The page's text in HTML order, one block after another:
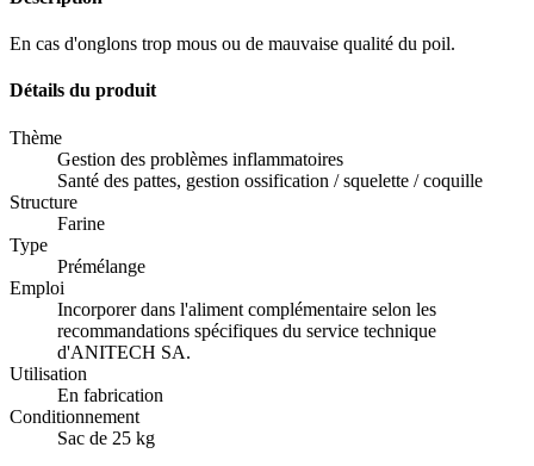
En cas d'onglons trop mous ou de mauvaise qualité du poil.
Détails du produit
Thème
Gestion des problèmes inflammatoires
Santé des pattes, gestion ossification / squelette / coquille
Structure
Farine
Type
Prémélange
Emploi
Incorporer dans l'aliment complémentaire selon les
recommandations spécifiques du service technique
d'ANITECH SA.
Utilisation
En fabrication
Conditionnement
Sac de 25 kg